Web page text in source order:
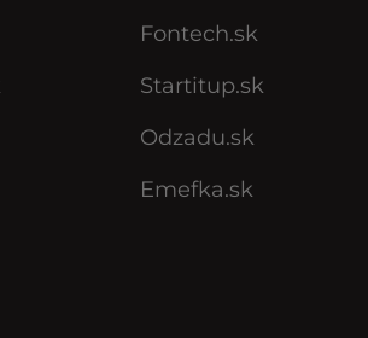
Fontech.sk
Startitup.sk
Odzadu.sk
Emefka.sk